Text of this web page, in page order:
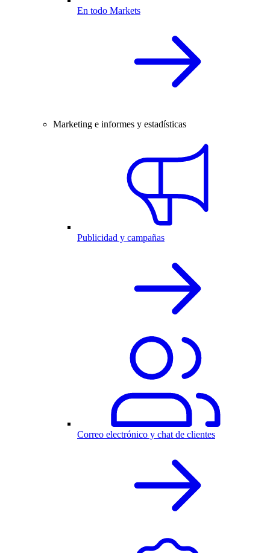
En todo Markets
Marketing e informes y estadísticas
Publicidad y campañas
Correo electrónico y chat de clientes